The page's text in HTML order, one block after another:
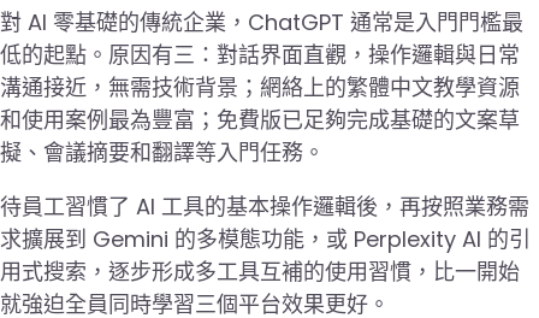
對 AI 零基礎的傳統企業，ChatGPT 通常是入門門檻最
低的起點。原因有三：對話界面直觀，操作邏輯與日常
溝通接近，無需技術背景；網絡上的繁體中文教學資源
和使用案例最為豐富；免費版已足夠完成基礎的文案草
擬、會議摘要和翻譯等入門任務。
待員工習慣了 AI 工具的基本操作邏輯後，再按照業務需
求擴展到 Gemini 的多模態功能，或 Perplexity AI 的引
用式搜索，逐步形成多工具互補的使用習慣，比一開始
就強迫全員同時學習三個平台效果更好。